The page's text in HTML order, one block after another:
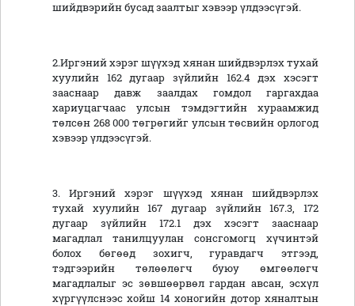
шийдвэрийн бусад заалтыг хэвээр үлдээсүгэй.
2.Иргэний хэрэг шүүхэд хянан шийдвэрлэх тухай
хуулийн 162 дугаар зүйлийн 162.4 дэх хэсэгт
зааснаар давж заалдах гомдол гаргахдаа
хариуцагчаас улсын тэмдэгтийн хураамжид
төлсөн 268 000 төгрөгийг улсын төсвийн орлогод
хэвээр үлдээсүгэй.
3. Иргэний хэрэг шүүхэд хянан шийдвэрлэх
тухай хуулийн 167 дугаар зүйлийн 167.3, 172
дугаар зүйлийн 172.1 дэх хэсэгт зааснаар
магадлал танилцуулан сонсгомогц хүчинтэй
болох бөгөөд зохигч, гуравдагч этгээд,
тэдгээрийн төлөөлөгч буюу өмгөөлөгч
магадлалыг эс зөвшөөрвөл гардан авсан, эсхүл
хүргүүлснээс хойш 14 хоногийн дотор хяналтын